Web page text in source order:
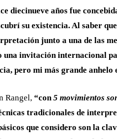
diecinueve años fue
su existencia. Al saber
junto a una de las
una invitación internacional
pero mi más grande
Rangel, “con5 movimientos
tradicionales de
que considero son la